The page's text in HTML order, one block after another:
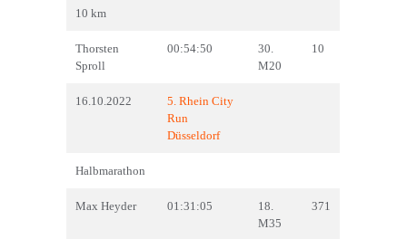
10 km
Thorsten
Sproll
00:54:50
30.
M20
10
16.10.2022
5. Rhein City
Run
Düsseldorf
Halbmarathon
Max Heyder 01:31:05
18.
M35
371